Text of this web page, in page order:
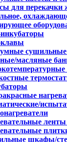
для перекачки
масляные
ленты
шкафы/